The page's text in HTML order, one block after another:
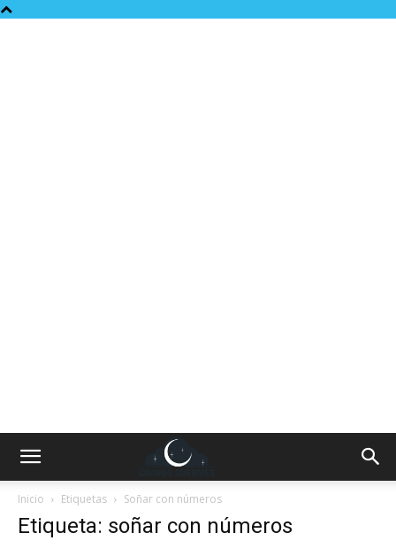
Inicio Etiquetas Soñar con números
Etiqueta: soñar con números